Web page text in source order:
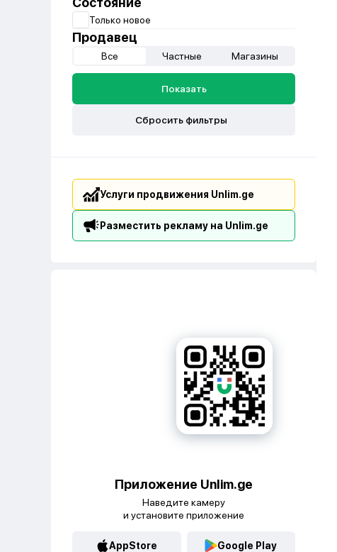
Только новое
Продавец
Все Частные Магазины
Показать
Сбросить фильтры
Услуги продвижения Unlim.ge
Разместить рекламу на Unlim.ge
Приложение Unlim.ge
Наведите камеру
и установите приложение
AppStore Google Play